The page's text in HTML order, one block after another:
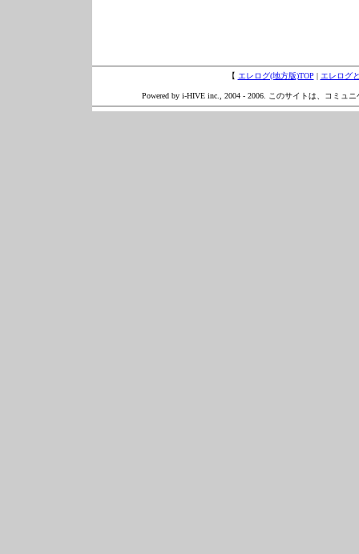
【 エレログ(地方版)TOP | エレログ
Powered by i-HIVE inc., 2004 - 2006. このサイトは、コミュ